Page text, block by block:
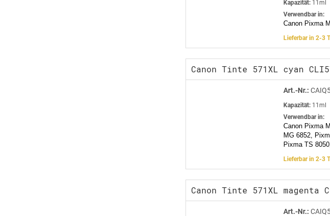
Kapazität: 11ml
Verwendbar in:
Canon Pixma
Lieferbar in 2-3
Canon Tinte 571XL cyan
Art.-Nr.:
Kapazität: 11ml
Verwendbar in:
Canon Pixma
MG 6852,
Pixma TS
Lieferbar in 2-3
Canon Tinte 571XL magenta
Art.-Nr.: